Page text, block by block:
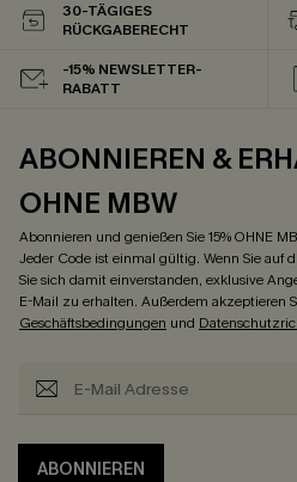
30-TÄGIGES
RÜCKGABERECHT
-15% NEWSLETTER-
RABATT
ABONNIEREN &
OHNE MBW
Abonnieren und genießen Sie 15% OHNE
Jeder Code ist einmal gültig. Wenn Sie auf
Sie sich damit einverstanden, exklusive
E-Mail zu erhalten. Außerdem akzeptieren
Geschäftsbedingungen und
ABONNIEREN